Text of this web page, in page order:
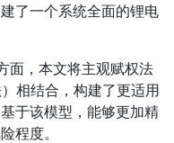
了一个系统全面的锂电
面，本文将主观赋权法
相结合，构建了更适用
于该模型，能够更加精
程度。